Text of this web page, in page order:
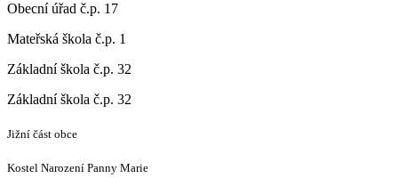
Obecní úřad č.p. 17
Mateřská škola č.p. 1
Základní škola č.p. 32
Základní škola č.p. 32
Jižní část obce
Kostel Narození Panny Marie